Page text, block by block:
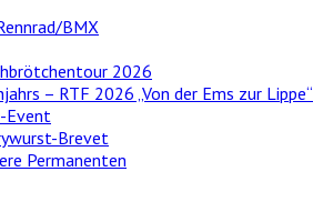
BMX
2026
– RTF 2026 „Von der Ems zur Lippe“
Event
Brevet
Permanenten